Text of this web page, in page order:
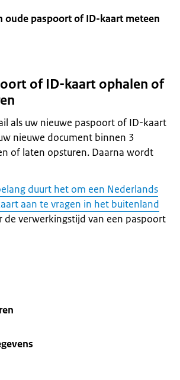
oude paspoort of ID-kaart meteen
of ID-kaart ophalen of
als uw nieuwe paspoort of ID-kaart
nieuwe document binnen 3
of laten opsturen. Daarna wordt
duurt het om een Nederlands
aan te vragen in het buitenland
de verwerkingstijd van een paspoort